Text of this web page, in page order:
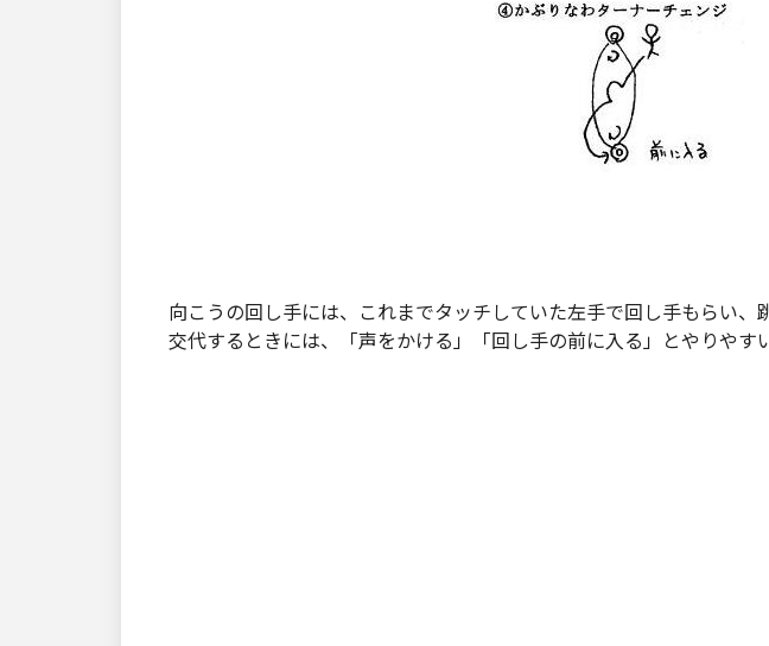
向こうの回し手には、これまでタッチしていた左手で回し手もらい、
交代するときには、「声をかける」「回し手の前に入る」とやりやすい